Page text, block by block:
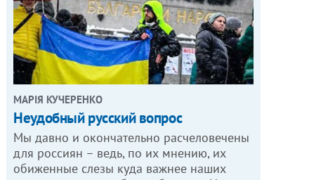
МАРІЯ КУЧЕРЕНКО
​Неудобный русский вопрос
Мы давно и окончательно расчеловечены
для россиян – ведь, по их мнению, их
обиженные слезы куда важнее наших